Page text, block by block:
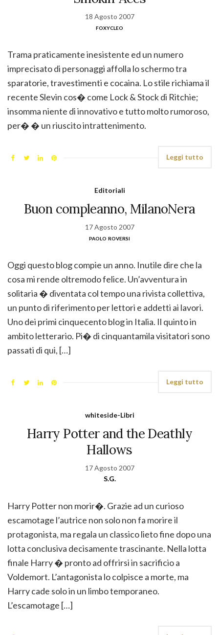
18 Agosto 2007
foxycleo
Trama praticamente inesistente ed un numero
imprecisato di personaggi affolla lo schermo tra
sparatorie, travestimenti e cocaina. Lo stile richiama il
recente Slevin cos� come Lock & Stock di Ritchie;
insomma niente di innovativo e tutto molto rumoroso,
per� � un riuscito intrattenimento.
Leggi tutto
Editoriali
Buon compleanno, MilanoNera
17 Agosto 2007
paolo roversi
Oggi questo blog compie un anno. Inutile dire che la
cosa mi rende oltremodo felice. Un’avventura in
solitaria � diventata col tempo una rivista collettiva,
un punto di riferimento per lettori e addetti ai lavori.
Uno dei primi cinquecento blog in Italia. Il quinto in
ambito letterario. Pi� di cinquantamila visitatori sono
passati di qui, […]
Leggi tutto
whiteside-Libri
Harry Potter and the Deathly
Hallows
17 Agosto 2007
S.G.
Harry Potter non morir�. Grazie ad un curioso
escamotage l’autrice non solo non fa morire il
protagonista, ma regala un classico lieto fine dopo una
lotta conclusiva decisamente trascinante. Nella lotta
finale Harry � pronto ad offrirsi in sacrificio a
Voldemort. L’antagonista lo colpisce a morte, ma
Harry cade solo in un limbo temporaneo.
L’escamotage […]